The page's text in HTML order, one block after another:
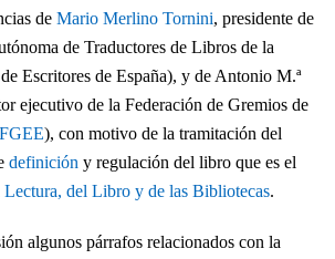
de Mario Merlino Tornini, presidente de
de Traductores de Libros de la
Escritores de España), y de Antonio M.ª
ejecutivo de la Federación de Gremios de
FGEE), con motivo de la tramitación del
definición y regulación del libro que es el
del Libro y de las Bibliotecas.
algunos párrafos relacionados con la